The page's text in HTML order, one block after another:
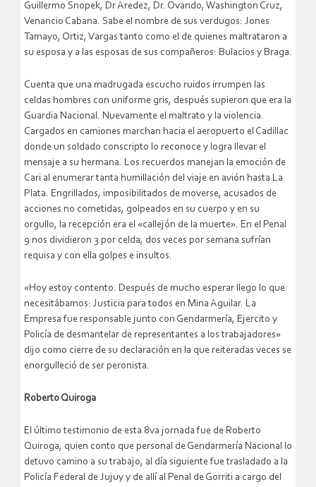
Guillermo Snopek, Dr Aredez, Dr. Ovando, Washington Cruz,
Venancio Cabana. Sabe el nombre de sus verdugos: Jones
Tamayo, Ortiz, Vargas tanto como el de quienes maltrataron a
su esposa y a las esposas de sus compañeros: Bulacios y Braga.
Cuenta que una madrugada escucho ruidos irrumpen las
celdas hombres con uniforme gris, después supieron que era la
Guardia Nacional. Nuevamente el maltrato y la violencia.
Cargados en camiones marchan hacia el aeropuerto el Cadillac
donde un soldado conscripto lo reconoce y logra llevar el
mensaje a su hermana. Los recuerdos manejan la emoción de
Cari al enumerar tanta humillación del viaje en avión hasta La
Plata. Engrillados, imposibilitados de moverse, acusados de
acciones no cometidas, golpeados en su cuerpo y en su
orgullo, la recepción era el «callejón de la muerte». En el Penal
9 nos dividieron 3 por celda, dos veces por semana sufrían
requisa y con ella golpes e insultos.
«Hoy estoy contento. Después de mucho esperar llego lo que
necesitábamos: Justicia para todos en Mina Aguilar. La
Empresa fue responsable junto con Gendarmería, Ejercito y
Policía de desmantelar de representantes a los trabajadores»
dijo como cierre de su declaración en la que reiteradas veces se
enorgulleció de ser peronista.
Roberto Quiroga
El último testimonio de esta 8va jornada fue de Roberto
Quiroga, quien conto que personal de Gendarmería Nacional lo
detuvo camino a su trabajo, al día siguiente fue trasladado a la
Policía Federal de Jujuy y de allí al Penal de Gorriti a cargo del